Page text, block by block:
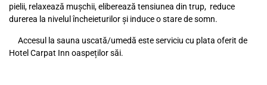
pielii, relaxează mușchii, eliberează tensiunea din trup, reduce
durerea la nivelul încheieturilor și induce o stare de somn.
Accesul la sauna uscată/umedă este serviciu cu plata oferit de
Hotel Carpat Inn oaspeților săi.